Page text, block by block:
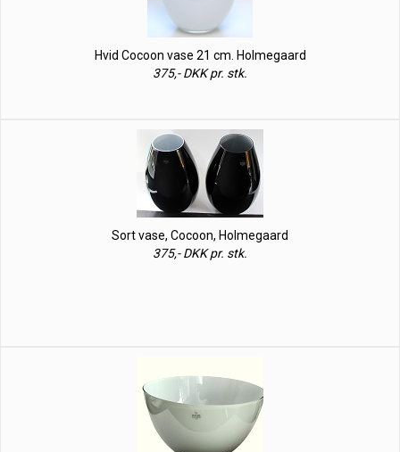
Hvid Cocoon vase 21 cm. Holmegaard
375,- DKK pr. stk.
Sort vase, Cocoon, Holmegaard
375,- DKK pr. stk.